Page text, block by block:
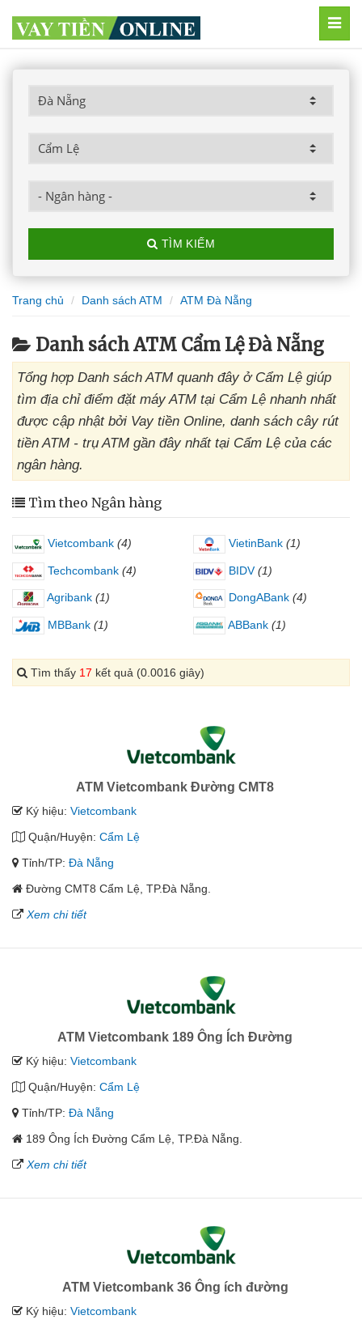
TÌM KIẾM
Trang chủ Danh sách ATM ATM Đà Nẵng
Danh sách ATM Cẩm Lệ Đà Nẵng
Tổng hợp Danh sách ATM quanh đây ở Cẩm Lệ giúp
tìm địa chỉ điểm đặt máy ATM tại Cẩm Lệ nhanh nhất
được cập nhật bởi Vay tiền Online, danh sách cây rút
tiền ATM - trụ ATM gần đây nhất tại Cẩm Lệ của các
ngân hàng.
Tìm theo Ngân hàng
Vietcombank (4) VietinBank (1)
Techcombank (4) BIDV (1)
Agribank (1) DongABank (4)
MBBank (1) ABBank (1)
Tìm thấy 17 kết quả (0.0016 giây)
ATM Vietcombank Đường CMT8
Ký hiệu: Vietcombank
Quận/Huyện: Cẩm Lệ
Tỉnh/TP: Đà Nẵng
Đường CMT8 Cẩm Lệ, TP.Đà Nẵng.
Xem chi tiết
ATM Vietcombank 189 Ông Ích Đường
Ký hiệu: Vietcombank
Quận/Huyện: Cẩm Lệ
Tỉnh/TP: Đà Nẵng
189 Ông Ích Đường Cẩm Lệ, TP.Đà Nẵng.
Xem chi tiết
ATM Vietcombank 36 Ông ích đường
Ký hiệu: Vietcombank